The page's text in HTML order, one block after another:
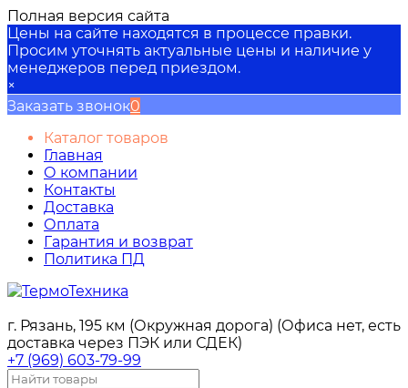
Полная версия сайта
Цены на сайте находятся в процессе правки.
Просим уточнять актуальные цены и наличие у
менеджеров перед приездом.
×
Заказать звонок0
Каталог товаров
Главная
О компании
Контакты
Доставка
Оплата
Гарантия и возврат
Политика ПД
г. Рязань, 195 км (Окружная дорога) (Офиса нет, есть
доставка через ПЭК или СДЕК)
+7 (969) 603-79-99